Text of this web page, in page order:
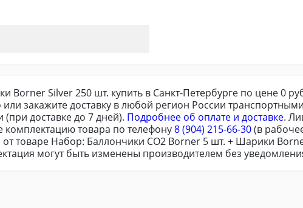
Silver 250 шт. купить в Санкт-Петербурге по цене 0
закажите доставку в любой регион России
доставке до 7 дней). Подробнее об оплате и доставке.
комплектацию товара по телефону8 (904) 215-66-30(в
товаре Набор: Баллончики CO2 Borner 5 шт. + Шарики
могут быть изменены производителем без